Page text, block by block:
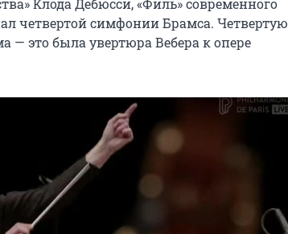
Клода Дебюсси, «Филь» современного
четвертой симфонии Брамса. Четвертую
это была увертюра Вебера к опере